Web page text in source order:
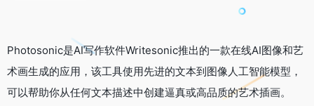
Photosonic是AI写作软件Writesonic推出的一款在线AI图像和艺
术画生成的应用，该工具使用先进的文本到图像人工智能模型，
可以帮助你从任何文本描述中创建逼真或高品质的艺术插画。